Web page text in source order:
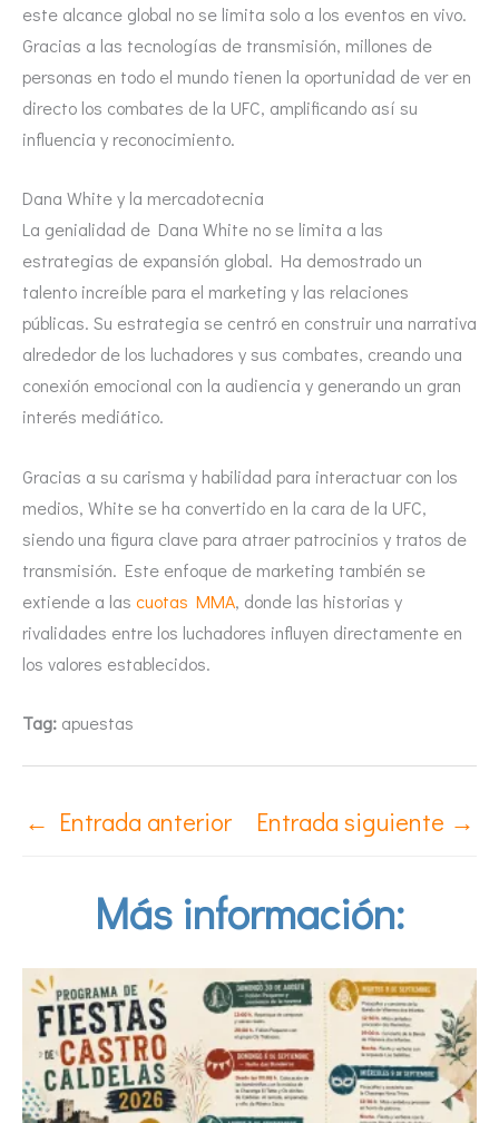
este alcance global no se limita solo a los eventos en vivo.
Gracias a las tecnologías de transmisión, millones de
personas en todo el mundo tienen la oportunidad de ver en
directo los combates de la UFC, amplificando así su
influencia y reconocimiento.
Dana White y la mercadotecnia
La genialidad de Dana White no se limita a las
estrategias de expansión global. Ha demostrado un
talento increíble para el marketing y las relaciones
públicas. Su estrategia se centró en construir una narrativa
alrededor de los luchadores y sus combates, creando una
conexión emocional con la audiencia y generando un gran
interés mediático.
Gracias a su carisma y habilidad para interactuar con los
medios, White se ha convertido en la cara de la UFC,
siendo una figura clave para atraer patrocinios y tratos de
transmisión. Este enfoque de marketing también se
extiende a las cuotas MMA, donde las historias y
rivalidades entre los luchadores influyen directamente en
los valores establecidos.
Tag: apuestas
← Entrada anterior Entrada siguiente →
Más información: